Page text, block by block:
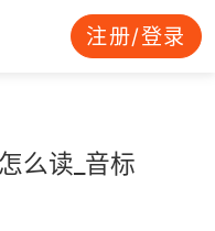
注册/登录
么读_音标